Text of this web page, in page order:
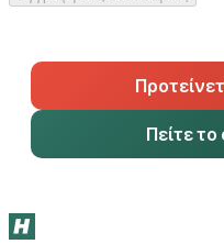
Πείτε